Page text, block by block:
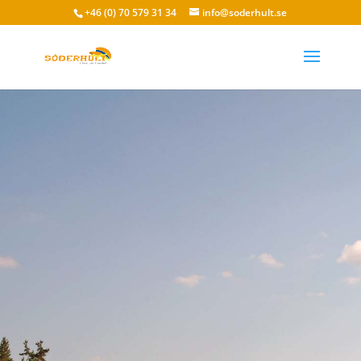
+46 (0) 70 579 31 34 info@soderhult.se